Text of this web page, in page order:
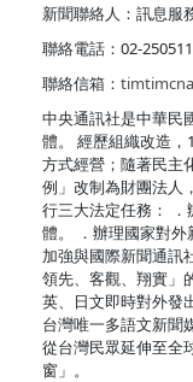
新聞聯絡人：訊息服
聯絡電話：02-
聯絡信箱：
中央通訊社是中華民
體。 經歷組織改造
方式經營；隨著民主
例」改制為財團法人
行三大法定任務：
體。 ．辦理國家對外
加強與國際新聞通訊
領先、客觀、翔實」
英、日文即時對外發
台灣唯一多語文新聞
從台灣民眾延伸至全
窗」。